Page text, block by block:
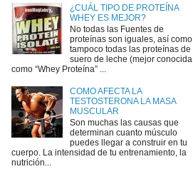
¿CUÁL TIPO DE PROTEÍNA
WHEY ES MEJOR?
No todas las Fuentes de
proteínas son iguales, así como
tampoco todas las proteínas de
suero de leche (mejor conocida
como “Whey Proteína” ...
COMO AFECTA LA
TESTOSTERONA LA MASA
MUSCULAR
Son muchas las causas que
determinan cuanto músculo
puedes llegar a construir en tu
cuerpo. La intensidad de tu entrenamiento, la
nutrición...